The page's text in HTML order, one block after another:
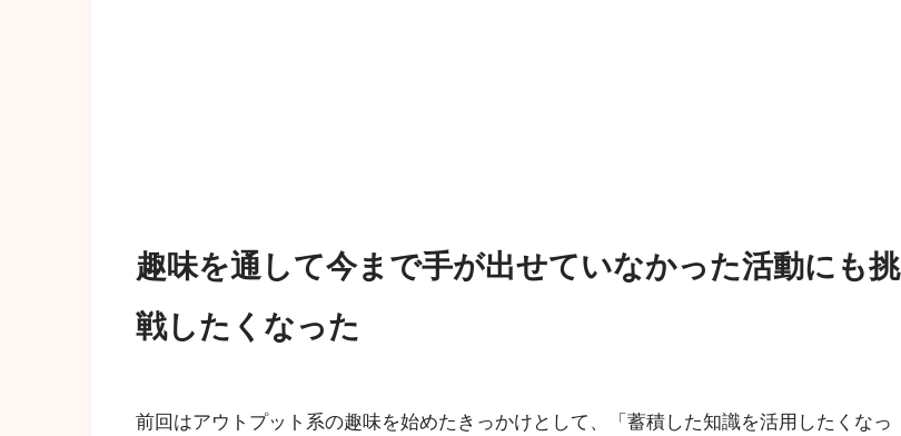
趣味を通して今まで手が出せていなかった活動にも挑
戦したくなった
前回はアウトプット系の趣味を始めたきっかけとして、「蓄積した知識を活用したくなっ